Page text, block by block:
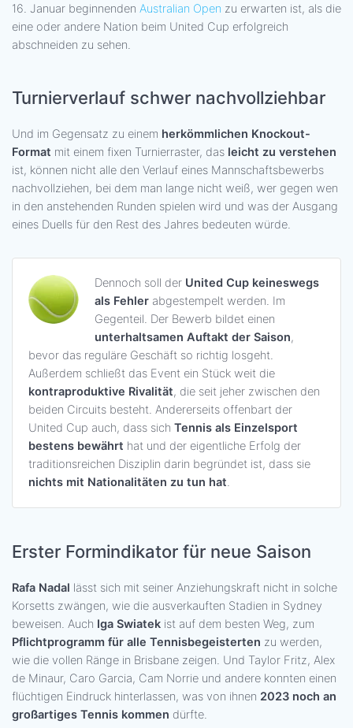
16. Januar beginnenden Australian Open zu erwarten ist, als die
eine oder andere Nation beim United Cup erfolgreich
abschneiden zu sehen.
Turnierverlauf schwer nachvollziehbar
Und im Gegensatz zu einem herkömmlichen Knockout-
Format mit einem fixen Turnierraster, das leicht zu verstehen
ist, können nicht alle den Verlauf eines Mannschaftsbewerbs
nachvollziehen, bei dem man lange nicht weiß, wer gegen wen
in den anstehenden Runden spielen wird und was der Ausgang
eines Duells für den Rest des Jahres bedeuten würde.
Dennoch soll der United Cup keineswegs
als Fehler abgestempelt werden. Im
Gegenteil. Der Bewerb bildet einen
unterhaltsamen Auftakt der Saison,
bevor das reguläre Geschäft so richtig losgeht.
Außerdem schließt das Event ein Stück weit die
kontraproduktive Rivalität, die seit jeher zwischen den
beiden Circuits besteht. Andererseits offenbart der
United Cup auch, dass sich Tennis als Einzelsport
bestens bewährt hat und der eigentliche Erfolg der
traditionsreichen Disziplin darin begründet ist, dass sie
nichts mit Nationalitäten zu tun hat.
Erster Formindikator für neue Saison
Rafa Nadal lässt sich mit seiner Anziehungskraft nicht in solche
Korsetts zwängen, wie die ausverkauften Stadien in Sydney
beweisen. Auch Iga Swiatek ist auf dem besten Weg, zum
Pflichtprogramm für alle Tennisbegeisterten zu werden,
wie die vollen Ränge in Brisbane zeigen. Und Taylor Fritz, Alex
de Minaur, Caro Garcia, Cam Norrie und andere konnten einen
flüchtigen Eindruck hinterlassen, was von ihnen 2023 noch an
großartiges Tennis kommen dürfte.